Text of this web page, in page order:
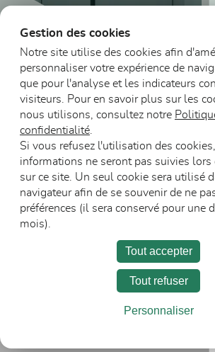
Blocs-portes DAS
CarrièreEspace
Recevoir les
Gestion des cookies
Notre site utilise des cookies afin
personnaliser votre expérience de
que pour l'analyse et les indicateurs
visiteurs. Pour en savoir plus sur les
nous utilisons, consultez notre
confidentialité
Si vous refusez l'utilisation des
informations ne seront pas suivies lors
sur ce site. Un seul cookie sera utilisé
navigateur afin de se souvenir de ne
préférences (il sera conservé pour une
mois).
Tout accepter
Tout refuser
Personnaliser